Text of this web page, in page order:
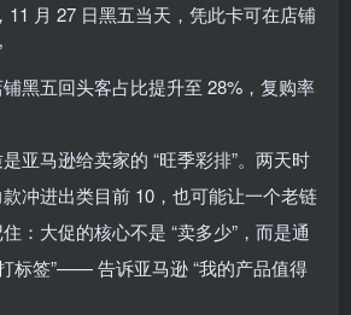
11 月 27 日黑五当天，凭此卡可在店铺
黑五回头客占比提升至 28%，复购率
亚马逊给卖家的 “旺季彩排”。两天时
冲进出类目前 10，也可能让一个老链
：大促的核心不是 “卖多少”，而是通
标签”—— 告诉亚马逊 “我的产品值得